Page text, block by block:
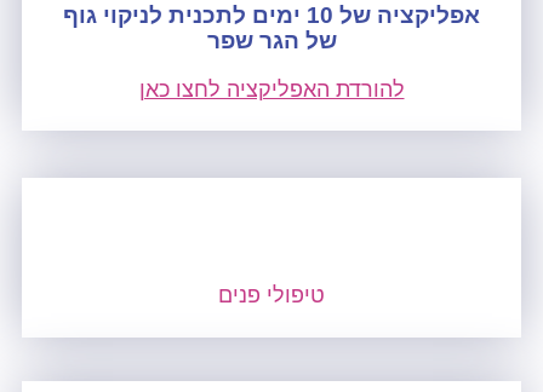
אפליקציה של 10 ימים לתכנית לניקוי גוף
של הגר שפר
להורדת האפליקציה לחצו כאן
טיפולי פנים